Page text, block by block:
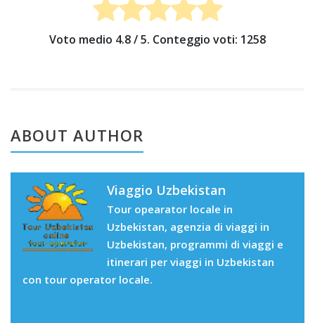
Voto medio 4.8/ 5. Conteggio voti: 1258
ABOUT AUTHOR
Viaggio Uzbekistan
Tour opearator locale in
Uzbekistan, agenzia di viaggi in
Uzbekistan, programmi di viaggi e
itinerari per viaggi in Uzbekistan
con tour operator locale.